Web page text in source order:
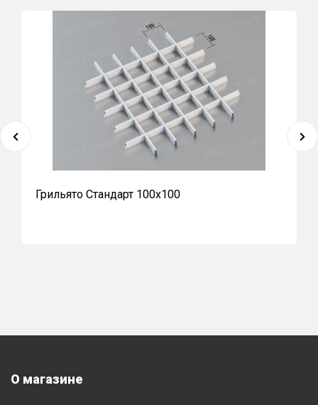
Грильято Стандарт 100x100
О магазине